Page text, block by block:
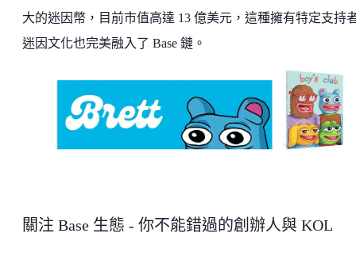
大的迷因幣，目前市值高達 13 億美元，這種擁有特定支持
迷因文化也完美融入了 Base 鏈。
關注 Base 生態 - 你不能錯過的創辦人與 KOL